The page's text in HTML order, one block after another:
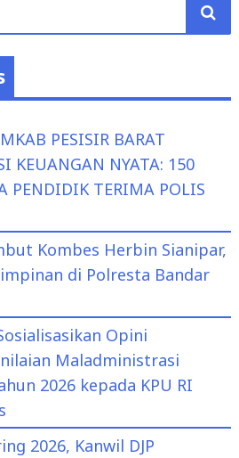
PESISIR BARAT
KEUANGAN NYATA: 150
PENDIDIK TERIMA POLIS
Kombes Herbin Sianipar,
di Polresta Bandar
Opini
Maladministrasi
2026 kepada KPU RI
2026, Kanwil DJP